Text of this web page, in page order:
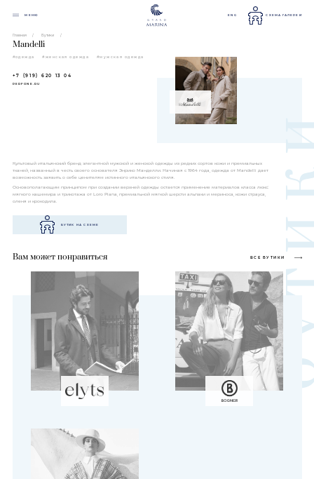
МЕНЮ ENG СХЕМА ГАЛЕРЕИ
Главная Бутики
Mandelli
#одежда #женская одежда #мужская одежда
+7 (919) 620 13 04
PERFONE.RU
Культовый итальянский бренд элегантной мужской и женской одежды из редких сортов кожи и премиальных
тканей, названный в честь своего основателя Энрико Манделли. Начиная с 1964 года, одежда от Mandelli дает
возможность заявить о себе ценителям истинного итальянского стиля.
Основополагающим принципом при создании верхней одежды остается применение материалов класса люкс:
мягкого кашемира и трикотажа от Loro Piana, премиальной мягкой шерсти альпаки и мериноса, кожи страуса,
оленя и крокодила.
БУТИК НА СХЕМЕ
Вам может понравиться ВСЕ БУТИКИ